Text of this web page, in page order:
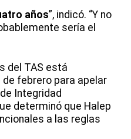
años”, indicó. “Y no
sería el
del TAS está
febrero para apelar
Integridad
determinó que Halep
a las reglas